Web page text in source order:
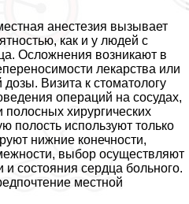
анестезия вызывает
как и у людей с
Осложнения возникают в
лекарства или
Визита к стоматологу
операций на сосудах,
хирургических
полость используют только
нижние конечности,
выбор осуществляют
и состояния сердца больного.
местной